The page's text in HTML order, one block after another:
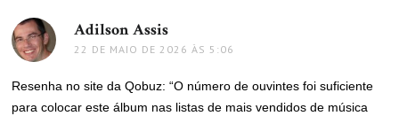
Adilson Assis
22 DE MAIO DE 2026 ÀS 5:06
Resenha no site da Qobuz: “O número de ouvintes foi suficiente
para colocar este álbum nas listas de mais vendidos de música